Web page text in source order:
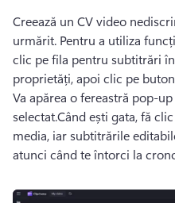
Creează un CV video
urmărit. Pentru a utiliza
clic pe fila pentru subtitrări
proprietăți, apoi clic pe
Va apărea o fereastră pop-
selectat.Când ești gata, fă
media, iar subtitrările
atunci când te întorci la